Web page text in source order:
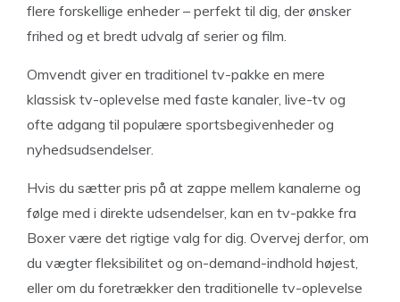
flere forskellige enheder – perfekt til dig, der ønsker
frihed og et bredt udvalg af serier og film.
Omvendt giver en traditionel tv-pakke en mere
klassisk tv-oplevelse med faste kanaler, live-tv og
ofte adgang til populære sportsbegivenheder og
nyhedsudsendelser.
Hvis du sætter pris på at zappe mellem kanalerne og
følge med i direkte udsendelser, kan en tv-pakke fra
Boxer være det rigtige valg for dig. Overvej derfor, om
du vægter fleksibilitet og on-demand-indhold højest,
eller om du foretrækker den traditionelle tv-oplevelse